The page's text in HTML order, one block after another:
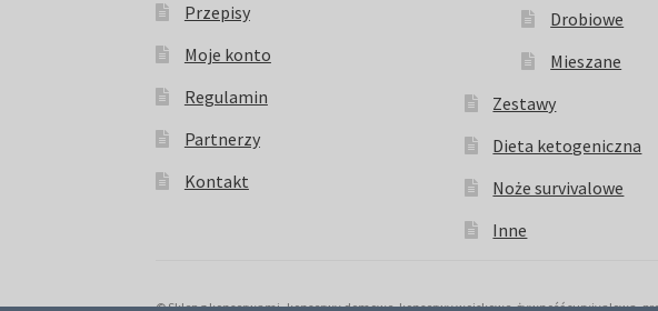
Przepisy
Moje konto
Regulamin
Partnerzy
Kontakt
Drobiowe
Mieszane
Zestawy
Dieta ketogeniczna
Noże survivalowe
Inne
© Sklep z konserwami -konserwy domowe, konserwy wojskowe, żywność survivalowa,